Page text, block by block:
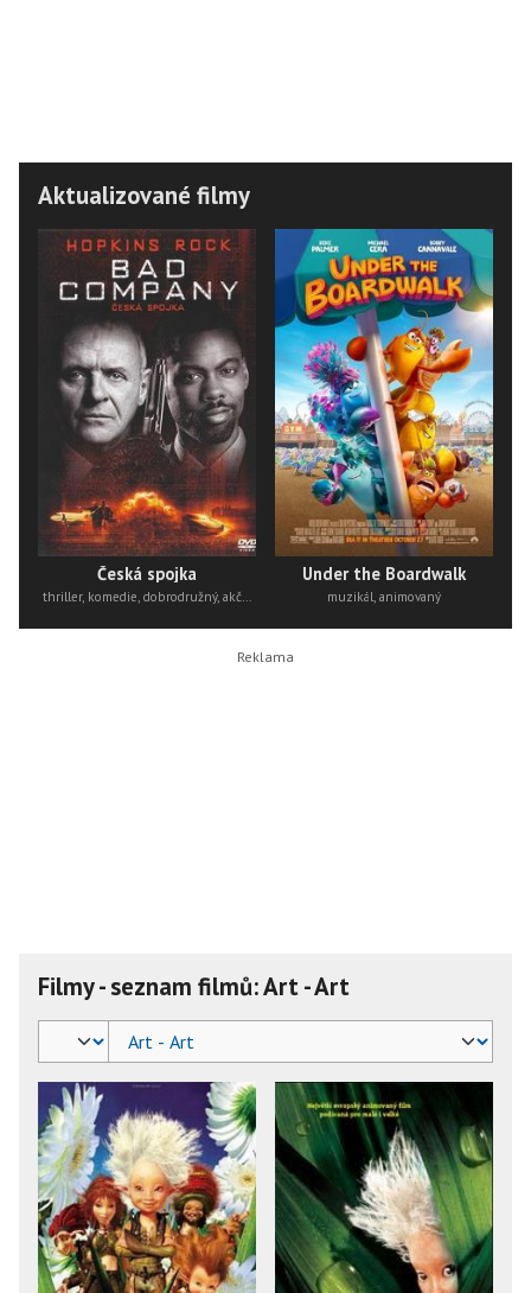
Aktualizované filmy
Česká spojka
thriller, komedie, dobrodružný, akční
Under the Boardwalk
muzikál, animovaný
Filmy - seznam filmů: Art - Art